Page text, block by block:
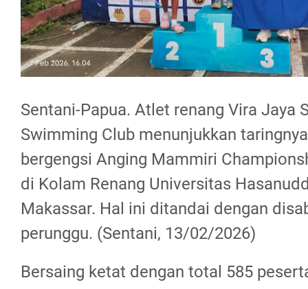
Sentani-Papua. Atlet renang Vira Jaya
Swimming Club menunjukkan
bergengsi Anging Mammiri
di Kolam Renang Universitas
Makassar. Hal ini ditandai dengan
perunggu. (Sentani, 13/02/2026)
Bersaing ketat dengan total 585